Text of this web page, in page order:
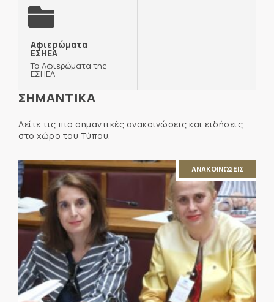
Αφιερώματα
ΕΣΗΕΑ
Τα Αφιερώματα της
ΕΣΗΕΑ
ΣΗΜΑΝΤΙΚΑ
Δείτε τις πιο σημαντικές ανακοινώσεις και ειδήσεις
στο χώρο του Τύπου.
ΑΝΑΚΟΙΝΩΣΕΙΣ